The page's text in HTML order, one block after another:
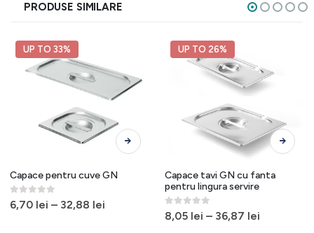
PRODUSE SIMILARE
UP TO 33%
Acest produs are mai multe variații. Opțiunile pot fi alese în pagina produsului.
Capace pentru cuve GN
0out of 5
6,70 lei – 32,88 lei
UP TO 26%
Acest produs are mai multe variații. Opțiunile pot fi alese în pagina produsului.
Capace tavi GN cu fanta
pentru lingura servire
0out of 5
8,05 lei – 36,87 lei